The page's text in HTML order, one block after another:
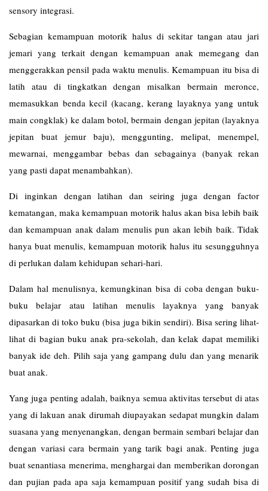
sensory integrasi.
Sebagian kemampuan motorik halus di sekitar tangan atau jari
jemari yang terkait dengan kemampuan anak memegang dan
menggerakkan pensil pada waktu menulis. Kemampuan itu bisa di
latih atau di tingkatkan dengan misalkan bermain meronce,
memasukkan benda kecil (kacang, kerang layaknya yang untuk
main congklak) ke dalam botol, bermain dengan jepitan (layaknya
jepitan buat jemur baju), menggunting, melipat, menempel,
mewarnai, menggambar bebas dan sebagainya (banyak rekan
yang pasti dapat menambahkan).
Di inginkan dengan latihan dan seiring juga dengan factor
kematangan, maka kemampuan motorik halus akan bisa lebih baik
dan kemampuan anak dalam menulis pun akan lebih baik. Tidak
hanya buat menulis, kemampuan motorik halus itu sesungguhnya
di perlukan dalam kehidupan sehari-hari.
Dalam hal menulisnya, kemungkinan bisa di coba dengan buku-
buku belajar atau latihan menulis layaknya yang banyak
dipasarkan di toko buku (bisa juga bikin sendiri). Bisa sering lihat-
lihat di bagian buku anak pra-sekolah, dan kelak dapat memiliki
banyak ide deh. Pilih saja yang gampang dulu dan yang menarik
buat anak.
Yang juga penting adalah, baiknya semua aktivitas tersebut di atas
yang di lakuan anak dirumah diupayakan sedapat mungkin dalam
suasana yang menyenangkan, dengan bermain sembari belajar dan
dengan variasi cara bermain yang tarik bagi anak. Penting juga
buat senantiasa menerima, menghargai dan memberikan dorongan
dan pujian pada apa saja kemampuan positif yang sudah bisa di